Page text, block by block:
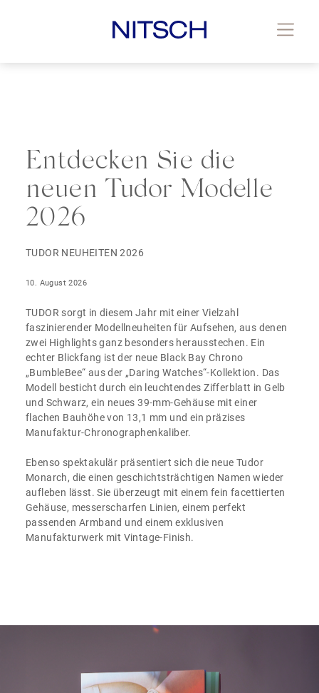
Entdecken Sie die
neuen Tudor Modelle
2026
TUDOR NEUHEITEN 2026
10. August 2026
TUDOR sorgt in diesem Jahr mit einer Vielzahl
faszinierender Modellneuheiten für Aufsehen, aus denen
zwei Highlights ganz besonders herausstechen. Ein
echter Blickfang ist der neue Black Bay Chrono
„BumbleBee“ aus der „Daring Watches“-Kollektion. Das
Modell besticht durch ein leuchtendes Zifferblatt in Gelb
und Schwarz, ein neues 39-mm-Gehäuse mit einer
flachen Bauhöhe von 13,1 mm und ein präzises
Manufaktur-Chronographenkaliber.
Ebenso spektakulär präsentiert sich die neue Tudor
Monarch, die einen geschichtsträchtigen Namen wieder
aufleben lässt. Sie überzeugt mit einem fein facettierten
Gehäuse, messerscharfen Linien, einem perfekt
passenden Armband und einem exklusiven
Manufakturwerk mit Vintage-Finish.